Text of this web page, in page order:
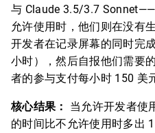
与 Claude 3.5/3.7
允许使用时，他们则在没有
开发者在记录屏幕的同时完
小时），然后自报他们需要
者的参与支付每小时 150 美
核心结果：
当允许开发者使
的时间比不允许使用时多出